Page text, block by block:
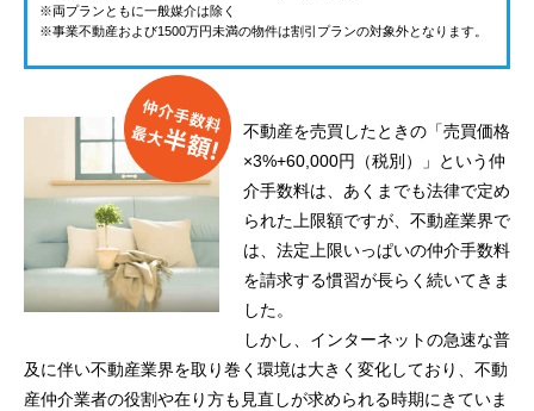
※両プランともに一般媒介は除く
※事業不動産および1500万円未満の物件は割引プランの対象外となります。
不動産を売買したときの「売買価格
×3%+60,000円（税別）」という仲
介手数料は、あくまでも法律で定め
られた上限額ですが、不動産業界で
は、法定上限いっぱいの仲介手数料
を請求する慣習が長らく続いてきま
した。
しかし、インターネットの急速な普
及に伴い不動産業界を取り巻く環境は大きく変化しており、不動
産仲介業者の役割や在り方も見直しが求められる時期にきていま